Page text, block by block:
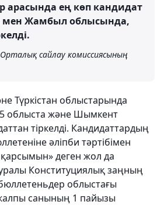
арасында ең көп кандидат
мен Жамбыл облысында,
сайлау комиссиясының
Түркістан облыстарында
облыста және Шымкент
тіркелді. Кандидаттардың
әліпби тәртібімен
деген жол да
Конституциялық заңның
облыстағы
санының 1 пайызы